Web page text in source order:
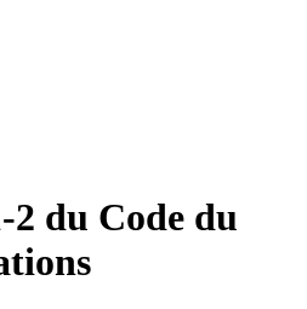
du Code du